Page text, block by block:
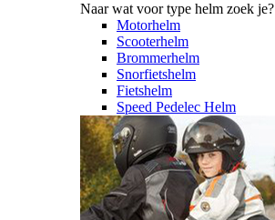
Naar wat voor type helm zoek je?
Motorhelm
Scooterhelm
Brommerhelm
Snorfietshelm
Fietshelm
Speed Pedelec Helm